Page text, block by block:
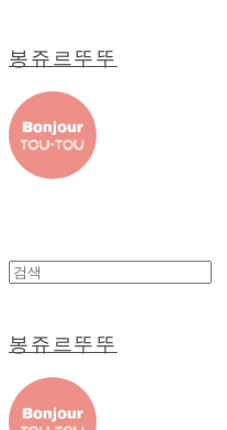
봉쥬르뚜뚜
봉쥬르뚜뚜